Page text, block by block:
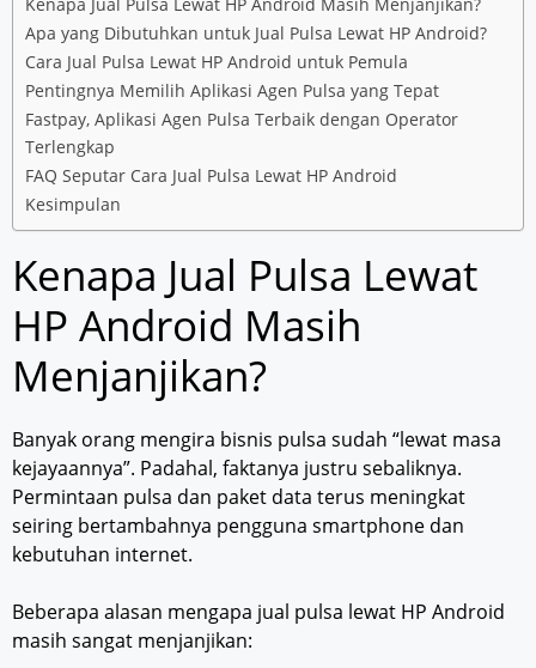
Apa yang Dibutuhkan untuk Jual Pulsa Lewat HP Android?
Cara Jual Pulsa Lewat HP Android untuk Pemula
Pentingnya Memilih Aplikasi Agen Pulsa yang Tepat
Fastpay, Aplikasi Agen Pulsa Terbaik dengan Operator
Terlengkap
FAQ Seputar Cara Jual Pulsa Lewat HP Android
Kesimpulan
Kenapa Jual Pulsa Lewat
HP Android Masih
Menjanjikan?
Banyak orang mengira bisnis pulsa sudah “lewat masa
kejayaannya”. Padahal, faktanya justru sebaliknya.
Permintaan pulsa dan paket data terus meningkat
seiring bertambahnya pengguna smartphone dan
kebutuhan internet.
Beberapa alasan mengapa jual pulsa lewat HP Android
masih sangat menjanjikan: